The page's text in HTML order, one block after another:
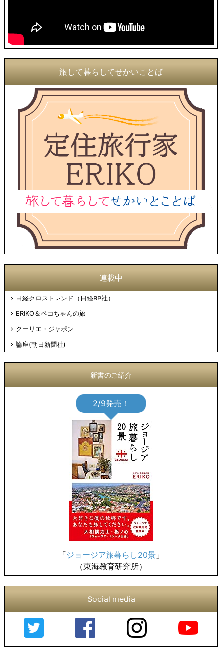
旅して暮らしてせかいことば
連載中
日経クロストレンド（日経BP社）
ERIKO＆ペコちゃんの旅
クーリエ・ジャポン
論座(朝日新聞社)
新書のご紹介
2/9発売！
「ジョージア旅暮らし20景 」
（東海教育研究所）
Social media